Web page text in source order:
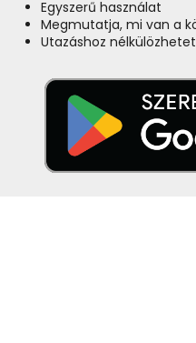
Egyszerű használat
Megmutatja, mi van a
Utazáshoz